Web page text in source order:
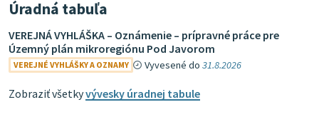
Úradná tabuľa
VEREJNÁ VYHLÁŠKA – Oznámenie – prípravné práce pre
Územný plán mikroregiónu Pod Javorom
VEREJNÉ VYHLÁŠKY A OZNAMY Vyvesené do31.8.2026
Zobraziť všetkyvývesky úradnej tabule